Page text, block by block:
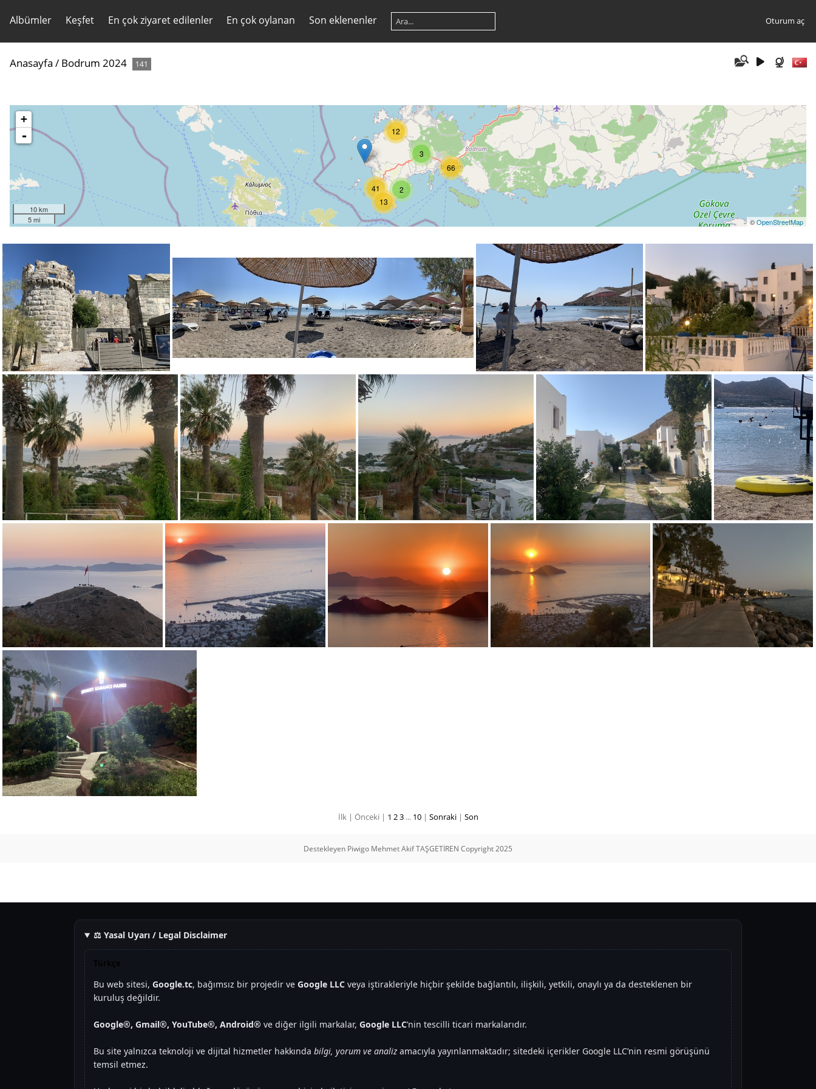
Albümler Keşfet En çok ziyaret edilenler En çok oylanan Son eklenenler Oturum aç
Anasayfa / Bodrum 2024 141
3
12
2
41
13
66
+
-
10 km
5 mi
©OpenStreetMap
IMG 0448 IMG 0362 IMG 0344
IMG 0335 IMG 0317
IMG 4299
İlk | Önceki | 1 23... 10 | Sonraki | Son
Destekleyen Piwigo Mehmet Akif TAŞGETİREN Copyright 2025
⚖️ Yasal Uyarı / Legal Disclaimer
Bu web sitesi, Google.tc, bağımsız bir projedir ve Google LLC veya iştirakleriyle hiçbir şekilde bağlantılı, ilişkili, yetkili, onaylı ya da desteklenen bir
kuruluş değildir.
Google®, Gmail®, YouTube®, Android® ve diğer ilgili markalar, Google LLC’nin tescilli ticari markalarıdır.
Bu site yalnızca teknoloji ve dijital hizmetler hakkında bilgi, yorum ve analiz amacıyla yayınlanmaktadır; sitedeki içerikler Google LLC’nin resmi görüşünü
temsil etmez.